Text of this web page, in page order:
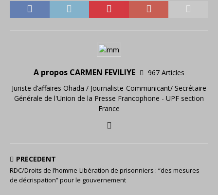
A propos CARMEN FEVILIYE
967 Articles
Juriste d’affaires Ohada / Journaliste-Communicant/ Secrétaire
Générale de l'Union de la Presse Francophone - UPF section
France
PRÉCÉDENT
RDC/Droits de l’homme-Libération de prisonniers : “des mesures
de décrispation” pour le gouvernement